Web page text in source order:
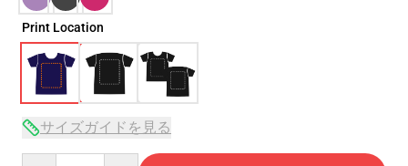
Print Location
サイズガイドを見る